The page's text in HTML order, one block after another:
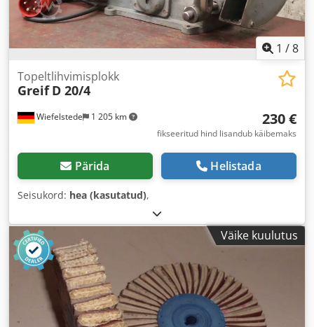
1 /8
Wiefelstede 1 205 km
Topeltlihvimisplokk
Greif D 20/4
230 €
fikseeritud hind lisandub käibemaks
Pärida Helistada
Seisukord: hea (kasutatud),
Väike kuulutus